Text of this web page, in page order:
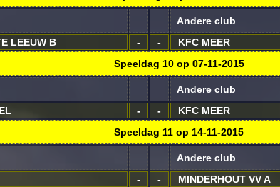
Andere club
LEEUW B
- - KFC MEER
Speeldag 10op 07-11-2015
Andere club
- - KFC MEER
Speeldag 11 op 14-11-2015
Andere club
- - MINDERHOUT VV A